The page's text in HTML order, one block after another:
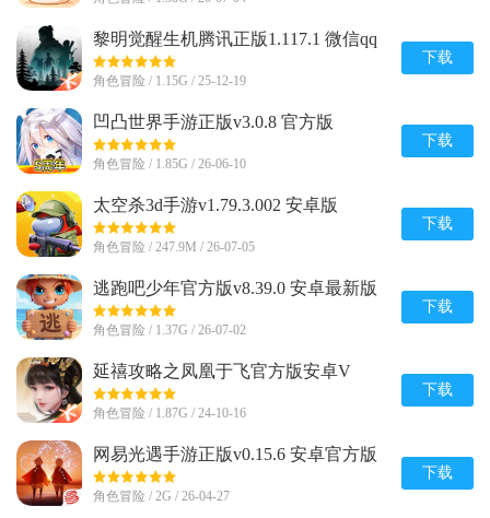
黎明觉醒生机腾讯正版1.117.1 微信qq
登录版
角色冒险 / 1.15G / 25-12-19
下载
凹凸世界手游正版v3.0.8 官方版
角色冒险 / 1.85G / 26-06-10
下载
太空杀3d手游v1.79.3.002 安卓版
角色冒险 / 247.9M / 26-07-05
下载
逃跑吧少年官方版v8.39.0 安卓最新版
角色冒险 / 1.37G / 26-07-02
下载
延禧攻略之凤凰于飞官方版安卓V
1.0.31最新版
角色冒险 / 1.87G / 24-10-16
下载
网易光遇手游正版v0.15.6 安卓官方版
角色冒险 / 2G / 26-04-27
下载